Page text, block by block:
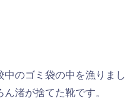
のゴミ袋の中を漁りまし
渚が捨てた靴です。